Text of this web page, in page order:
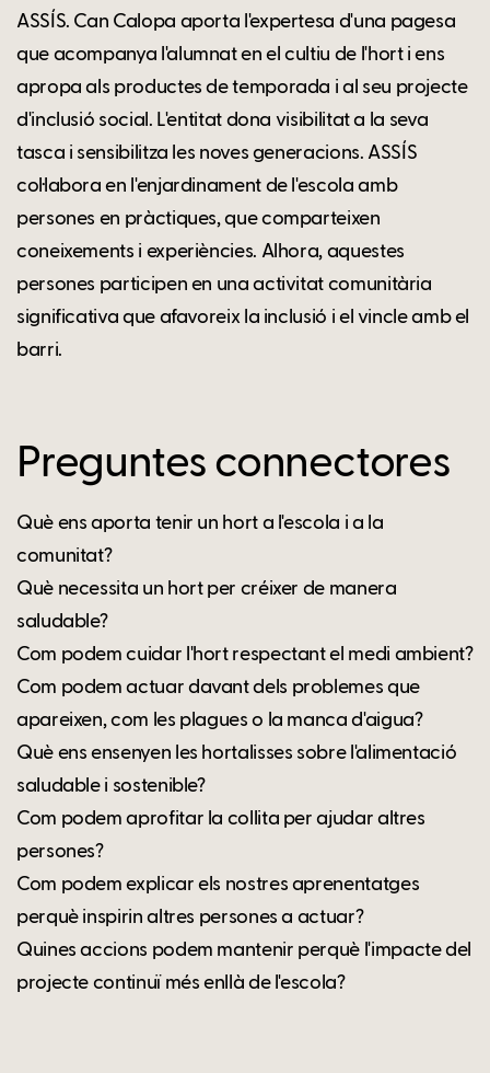
ASSÍS. Can Calopa aporta l'expertesa d'una pagesa
que acompanya l'alumnat en el cultiu de l'hort i ens
apropa als productes de temporada i al seu projecte
d'inclusió social. L'entitat dona visibilitat a la seva
tasca i sensibilitza les noves generacions. ASSÍS
col·labora en l'enjardinament de l'escola amb
persones en pràctiques, que comparteixen
coneixements i experiències. Alhora, aquestes
persones participen en una activitat comunitària
significativa que afavoreix la inclusió i el vincle amb el
barri.
Preguntes connectores
Què ens aporta tenir un hort a l'escola i a la
comunitat?
Què necessita un hort per créixer de manera
saludable?
Com podem cuidar l'hort respectant el medi ambient?
Com podem actuar davant dels problemes que
apareixen, com les plagues o la manca d'aigua?
Què ens ensenyen les hortalisses sobre l'alimentació
saludable i sostenible?
Com podem aprofitar la collita per ajudar altres
persones?
Com podem explicar els nostres aprenentatges
perquè inspirin altres persones a actuar?
Quines accions podem mantenir perquè l'impacte del
projecte continuï més enllà de l'escola?